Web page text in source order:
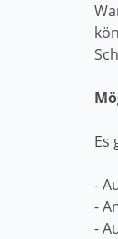
Es
-
-
-